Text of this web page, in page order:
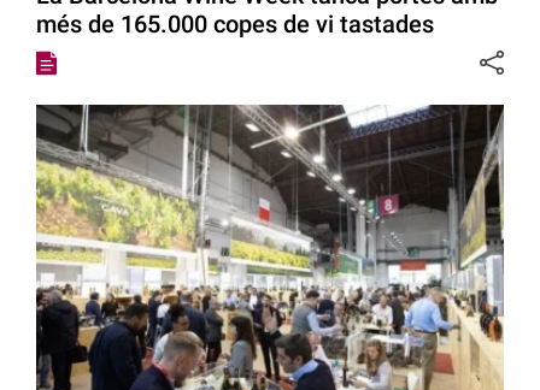
més de 165.000 copes de vi tastades